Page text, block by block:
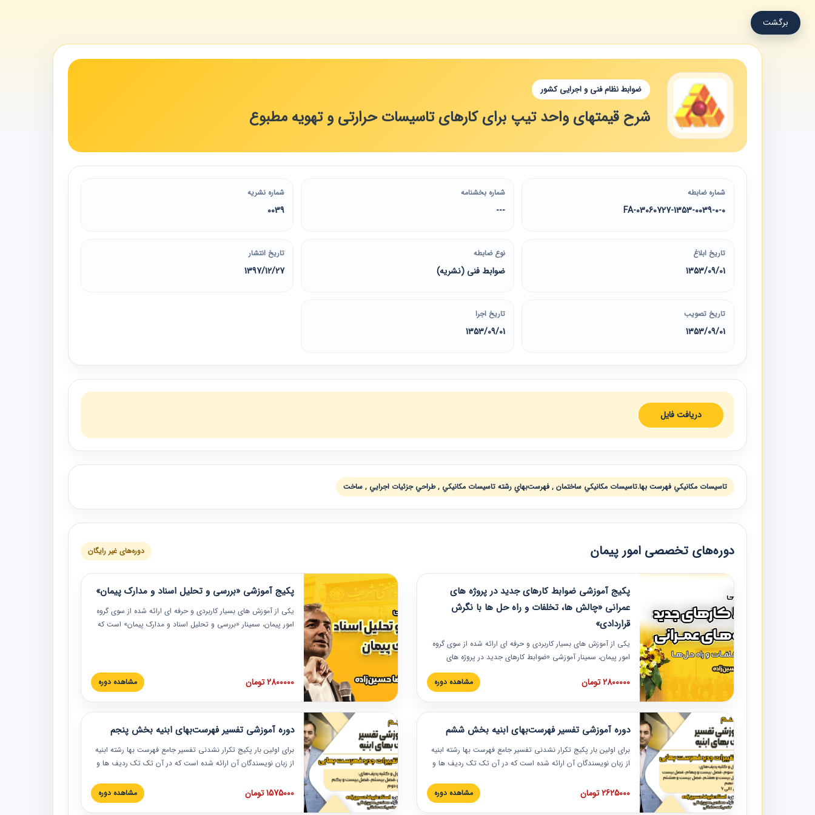
برگشت
ضوابط نظام فنی و اجرایی کشور
شرح قیمتهای واحد تیپ برای کارهای تاسیسات حرارتی و تهویه مطبوع
شماره ضابطه
03060727-1353-0039-0-0-FA
شماره بخشنامه
---
شماره نشریه
0039
تاریخ ابلاغ
1353/09/01
نوع ضابطه
ضوابط فنی (نشریه)
تاریخ انتشار
1397/12/27
تاریخ تصویب
1353/09/01
تاریخ اجرا
1353/09/01
دریافت فایل
تاسيسات مكانيكي فهرست بها.تاسيسات مكانيكي ساختمان , فهرست‌بهاي رشته تاسيسات مكانيكي , طراحي جزئيات اجرايي , ساخت
دوره‌های تخصصی امور پیمان دوره‌های غیر رایگان
پکیج آموزشی ضوابط کارهای جدید در پروژه های
عمرانی «چالش ها، تخلفات و راه حل ها با نگرش
قراردادی»
یکی از آموزش‏‏‏‏‏‏ های بسیار کاربردی و حرفه‏ ای ارائه شده از سوی گروه
امور پیمان، سمینار آموزشی «ضوابط کارهای جدید در پروژه های
عمرانی» چالش ها، تخلفات و راه حل ها با نگرش قراردادی است که
در محل سندیکای شرکت های ساختمانی کشور ارائه شد. در این
به همراه تجربیات عملی ارائه شده است.
2800000 تومان مشاهده دوره
پکیج آموزشی «بررسی و تحلیل اسناد و مدارک پیمان»
یکی از آموزش‏‏‏‏‏‏ های بسیار کاربردی و حرفه‏ ای ارائه شده از سوی گروه
امور پیمان، سمینار «بررسی و تحلیل اسناد و مدارک پیمان» است که
عملی در این خصوص ارائه شده است.
2800000 تومان مشاهده دوره
دوره آموزشی تفسیر فهرست‌بهای ابنیه بخش ششم
برای اولین بار پکیج تکرار نشدنی تفسیر جامع فهرست بها رشته ابنیه
از زبان نویسندگان آن ارائه شده است که در آن تک تک ردیف ها و
تصویری بوده و به همراه تصاویر عملیات اجرایی مرتبط با ردیف های
فهرست بها ارائه شده است. این دوره با کلام مهندس
2625000 تومان مشاهده دوره
دوره آموزشی تفسیر فهرست‌بهای ابنیه بخش پنجم
برای اولین بار پکیج تکرار نشدنی تفسیر جامع فهرست بها رشته ابنیه
از زبان نویسندگان آن ارائه شده است که در آن تک تک ردیف ها و
تصویری بوده و به همراه تصاویر عملیات اجرایی مرتبط با ردیف های
فهرست بها ارائه شده است. این دوره با کلام مهندس
1575000 تومان مشاهده دوره